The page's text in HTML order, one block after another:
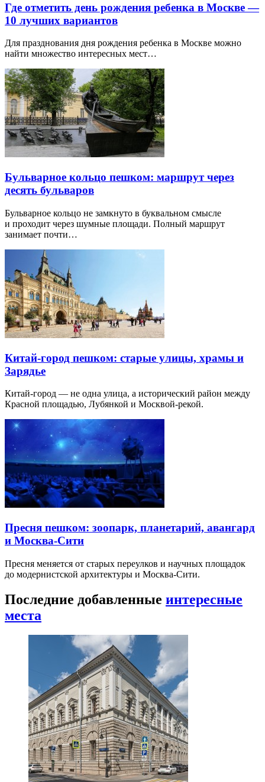
Где отметить день рождения ребенка в Москве —
10 лучших вариантов
Для празднования дня рождения ребенка в Москве можно
найти множество интересных мест…
Бульварное кольцо пешком: маршрут через
десять бульваров
Бульварное кольцо не замкнуто в буквальном смысле
и проходит через шумные площади. Полный маршрут
занимает почти…
Китай-город пешком: старые улицы, храмы и
Зарядье
Китай-город — не одна улица, а исторический район между
Красной площадью, Лубянкой и Москвой-рекой.
Пресня пешком: зоопарк, планетарий, авангард
и Москва-Сити
Пресня меняется от старых переулков и научных площадок
до модернистской архитектуры и Москва-Сити.
Последние добавленные интересные
места